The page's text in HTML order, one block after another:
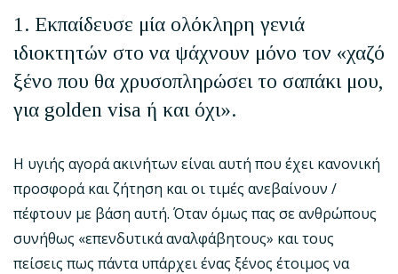
1. Εκπαίδευσε μία ολόκληρη γενιά
ιδιοκτητών στο να ψάχνουν μόνο τον «χαζό
ξένο που θα χρυσοπληρώσει το σαπάκι μου,
για golden visa ή και όχι».
Η υγιής αγορά ακινήτων είναι αυτή που έχει κανονική
προσφορά και ζήτηση και οι τιμές ανεβαίνουν /
πέφτουν με βάση αυτή. Όταν όμως πας σε ανθρώπους
συνήθως «επενδυτικά αναλφάβητους» και τους
πείσεις πως πάντα υπάρχει ένας ξένος έτοιμος να